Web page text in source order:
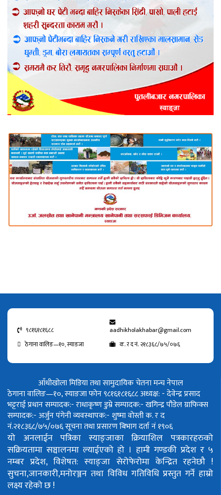
९८१६१८१६८८
aadhikholakhabar@gmail.com
ठेगाना वालिङ—१०, स्याङजा
क. र द नं. २१८३६८/७५/०७६
आँधीखोला मिडिया तथा सामुदायिक चेतना मन्च नेपाल
ठेगाना वालिङ—१०, स्याङजा फोन ९८१६१८१६८८अध्यक्ष: - देवेन्द्र प्रसाद
भट्टराईप्रधान सम्पादक:- राधाकृष्ण डुम्रेसम्पादक:- खगिन्द्र पौडेलग्राफिक्स
सम्पादक:- अर्जुन पंगेनीव्यवस्थापक:- शुष्मा वोस्तीक. र द
नं.२१८३६८/७५/०७६सूचना तथा प्रसारण बिभाग दर्ता नं १९०६
यो अनलाईन पत्रिका स्याङ्जाका क्रियाशिल पत्रकारहरुको
सक्रियतामा सञ्चालनमा ल्याईएको हो । हामी गण्डकी प्रदेश र ५
नम्बर प्रदेश, विशेषत: स्याङ्जा सेरोफेरोमा केन्द्रित रहनेछौ !
सुचना,जानकारी,मनोरञ्जन तथा विविध गतिविधि प्रस्तुत गर्ने हाम्रो
लक्ष्य रहेको छ !